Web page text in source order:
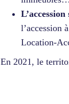
L’accession
l’accession
Location-
En 2021, le